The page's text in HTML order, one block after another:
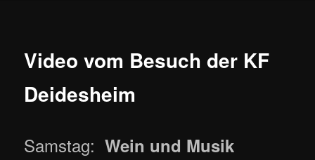
Video vom Besuch der KF
Deidesheim
Samstag:Wein und Musik